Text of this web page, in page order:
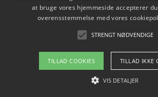
vandreture i Danmark
Copyright 2026 - Pilanto
Om / kontakt
at bruge vores hjemmeside accepterer
overensstemmelse med vores
STRENGT NØDVENDIGE
TILLAD COOKIES TILLAD IKKE
VIS DETALJER